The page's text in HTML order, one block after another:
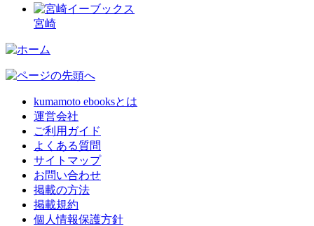
宮崎
kumamoto ebooksとは
運営会社
ご利用ガイド
よくある質問
サイトマップ
お問い合わせ
掲載の方法
掲載規約
個人情報保護方針